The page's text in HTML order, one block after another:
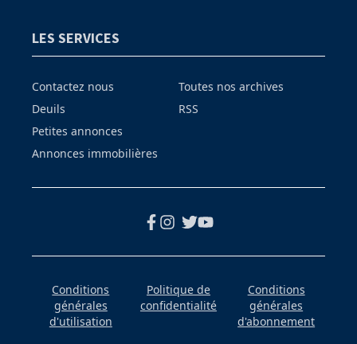
LES SERVICES
Contactez nous
Deuils
Petites annonces
Annonces immobilières
Toutes nos archives
RSS
Conditions
générales
d'utilisation
Politique de
confidentialité
Conditions
générales
d'abonnement